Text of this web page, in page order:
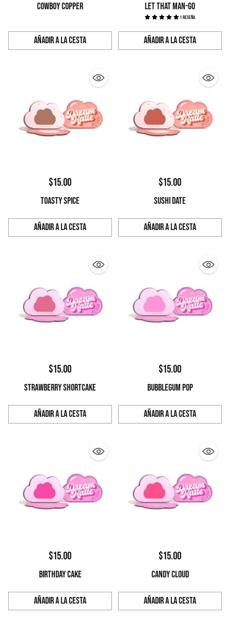
COWBOY COPPER
Añadir a la cesta
Cantidad
LET THAT MAN-GO
1 reseña
Añadir a la cesta
Cantidad
$15.00
TOASTY SPICE
Añadir a la cesta
Cantidad
$15.00
SUSHI DATE
Añadir a la cesta
Cantidad
$15.00
STRAWBERRY SHORTCAKE
Añadir a la cesta
Cantidad
$15.00
BUBBLEGUM POP
Añadir a la cesta
Cantidad
$15.00
BIRTHDAY CAKE
Añadir a la cesta
Cantidad
$15.00
CANDY CLOUD
Añadir a la cesta
Cantidad